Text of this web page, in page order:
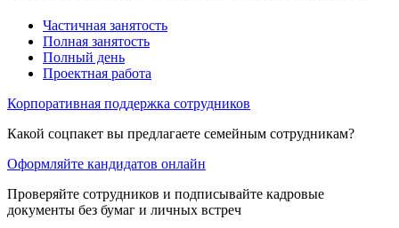
Частичная занятость
Полная занятость
Полный день
Проектная работа
Корпоративная поддержка сотрудников
Какой соцпакет вы предлагаете семейным сотрудникам?
Оформляйте кандидатов онлайн
Проверяйте сотрудников и подписывайте кадровые
документы без бумаг и личных встреч